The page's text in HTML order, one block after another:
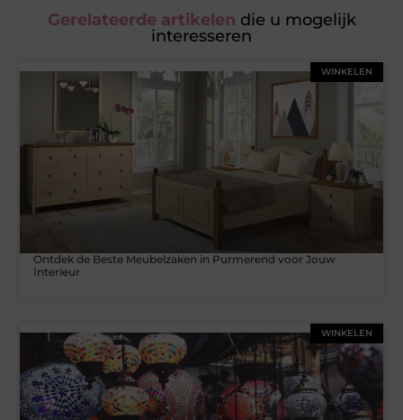
Gerelateerde artikelen die u mogelijk
interesseren
WINKELEN
Ontdek de Beste Meubelzaken in Purmerend voor Jouw
Interieur
WINKELEN